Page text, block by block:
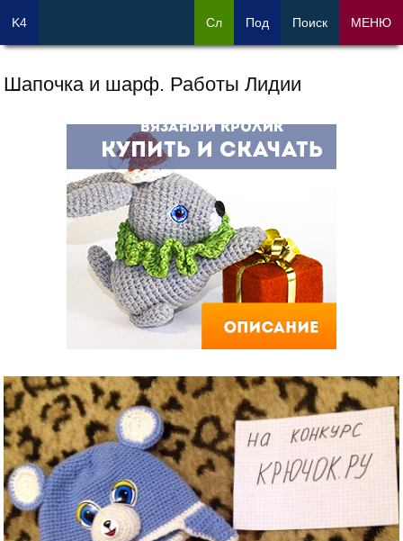
Шапочка и шарф. Работы Лидии
K4 Сл Под Поиск МЕНЮ